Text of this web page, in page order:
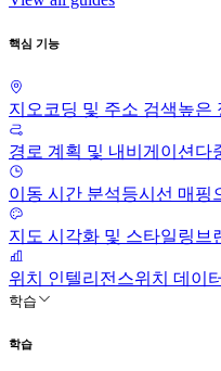
핵심 기능
지오코딩 및 주소 검색높은
경로 계획 및 내비게이션 다
이동 시간 분석등시선 매핑
지도 시각화 및 스타일링 브
위치 인텔리전스위치 데이
학습
학습